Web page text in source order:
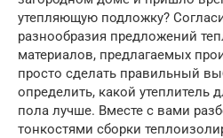
утепляющую подложку?
разнообразия предложений
материалов, предлагаемых
просто сделать правильный
определить, какой утеплитель
пола лучше. Вместе с вами
тонкостями сборки